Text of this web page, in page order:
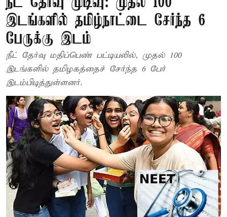
இடங்களில் தமிழ்நாட்டை சேர்ந்த 6
பேருக்கு இடம்
நீட் தேர்வு மதிப்பெண் பட்டியலில், முதல் 100
இடங்களில் தமிழகத்தைச் சேர்ந்த 6 பேர்
இடம்பிடித்துள்ளனர்.